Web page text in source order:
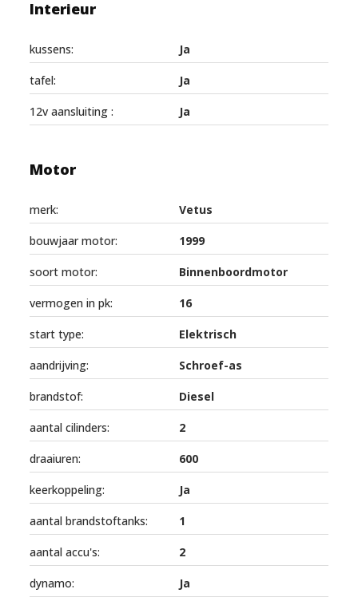
Interieur
kussens: Ja
tafel: Ja
12v aansluiting : Ja
Motor
merk: Vetus
bouwjaar motor: 1999
soort motor: Binnenboordmotor
vermogen in pk: 16
start type: Elektrisch
aandrijving: Schroef-as
brandstof: Diesel
aantal cilinders: 2
draaiuren: 600
keerkoppeling: Ja
aantal brandstoftanks: 1
aantal accu's: 2
dynamo: Ja